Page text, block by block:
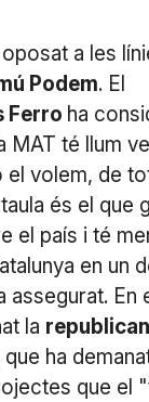
a les
Podem. El
Ferro ha
MAT té llum
el volem, de
és el que
el país i té
en un
assegurat. En
la
que ha
que el